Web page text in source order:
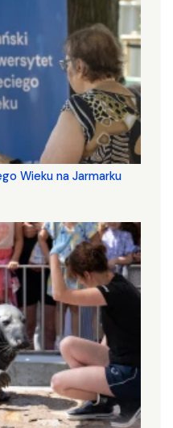
Wieku na Jarmarku